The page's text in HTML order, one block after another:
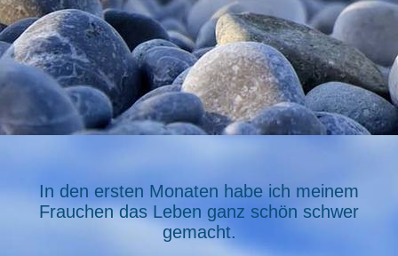
In den ersten Monaten habe ich meinem
Frauchen das Leben ganz schön schwer
gemacht.